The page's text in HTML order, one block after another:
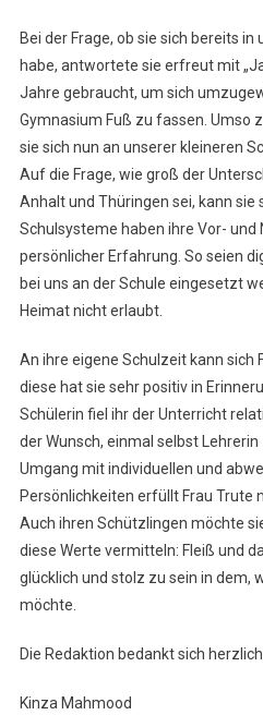
Bei der Frage, ob sie sich bereits
habe, antwortete sie erfreut mit
Jahre gebraucht, um sich
Gymnasium Fuß zu fassen. Umso
sie sich nun an unserer kleineren
Auf die Frage, wie groß der
Anhalt und Thüringen sei, kann sie
Schulsysteme haben ihre Vor- und
persönlicher Erfahrung. So seien
bei uns an der Schule eingesetzt
Heimat nicht erlaubt.
An ihre eigene Schulzeit kann sich
diese hat sie sehr positiv in
Schülerin fiel ihr der Unterricht
der Wunsch, einmal selbst
Umgang mit individuellen und
Persönlichkeiten erfüllt Frau Trute
Auch ihren Schützlingen möchte
diese Werte vermitteln: Fleiß und
glücklich und stolz zu sein in dem,
möchte.
Die Redaktion bedankt sich
Kinza Mahmood